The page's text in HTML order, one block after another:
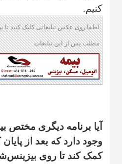
کنیم.
لطفا روی عکس تبلیغاتی کلیک کنید تا
مطلب پس از این تبلیغات
آیا برنامه دیگری
وجود دارد که بعد از پایان
کمک کند تا روی